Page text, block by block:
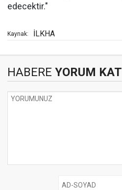
edecektir."
Kaynak: İLKHA
HABERE YORUM KAT